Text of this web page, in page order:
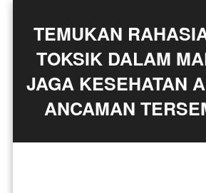
TEMUKAN
TOKSIK DALAM
JAGA KESEHATAN
ANCAMAN